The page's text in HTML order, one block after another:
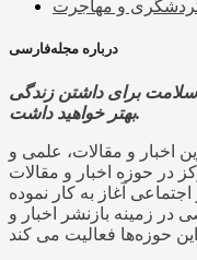
و مهاجرت
درباره مجله‌فارسی
سلامت برای داشتن زندگی
بهتر خواهید داشت.
اخبار و مقالات، علمی و
صورت متمرکز در حوزه اخبار و مقالات
آغاز به کار نموده
زمینه بازنشر اخبار و